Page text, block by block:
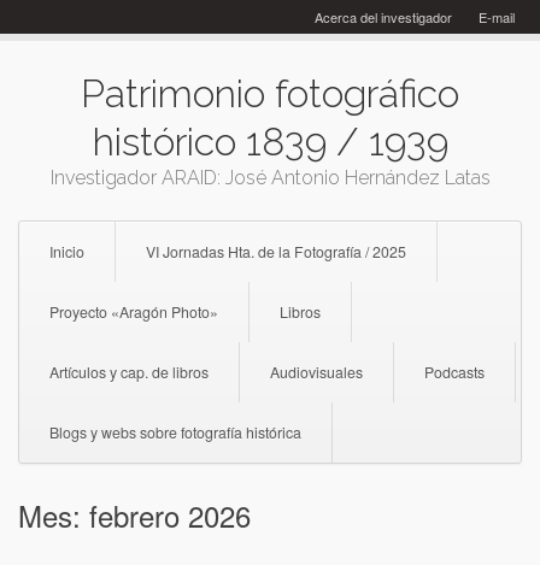
to
E-mail
Acerca del investigador
Patrimonio fotográfico
histórico 1839 / 1939
Investigador ARAID: José Antonio Hernández Latas
Inicio VI Jornadas Hta. de la Fotografía / 2025
Proyecto «Aragón Photo» Libros
Artículos y cap. de libros Audiovisuales Podcasts
Blogs y webs sobre fotografía histórica
Mes: febrero 2026